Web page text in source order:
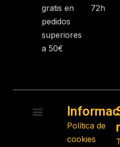
gratis en
pedidos
superiores
a 50€
72h
Política de
cookies